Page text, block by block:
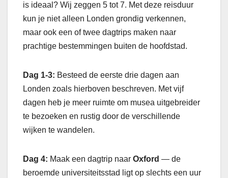
is ideaal? Wij zeggen 5 tot 7. Met deze reisduur
kun je niet alleen Londen grondig verkennen,
maar ook een of twee dagtrips maken naar
prachtige bestemmingen buiten de hoofdstad.
Dag 1-3: Besteed de eerste drie dagen aan
Londen zoals hierboven beschreven. Met vijf
dagen heb je meer ruimte om musea uitgebreider
te bezoeken en rustig door de verschillende
wijken te wandelen.
Dag 4: Maak een dagtrip naar Oxford — de
beroemde universiteitsstad ligt op slechts een uur